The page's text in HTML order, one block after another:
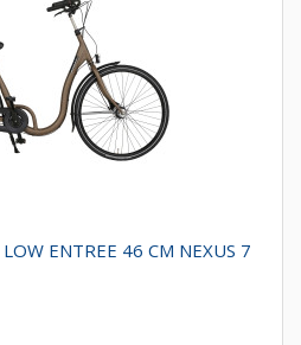
ENTREE 46 CM NEXUS 7